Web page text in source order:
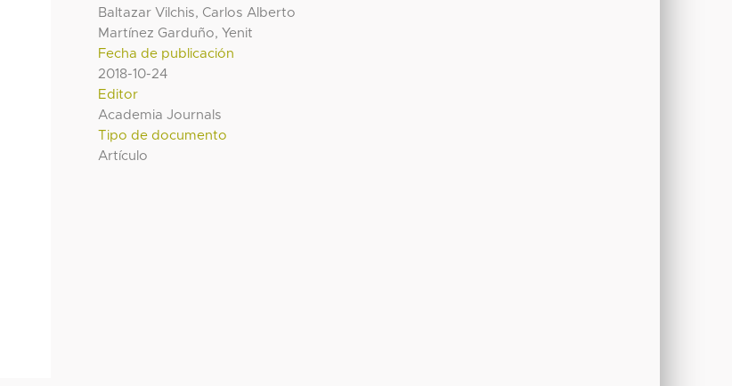
Baltazar Vilchis, Carlos Alberto
Martínez Garduño, Yenit
Fecha de publicación
2018-10-24
Editor
Academia Journals
Tipo de documento
Artículo